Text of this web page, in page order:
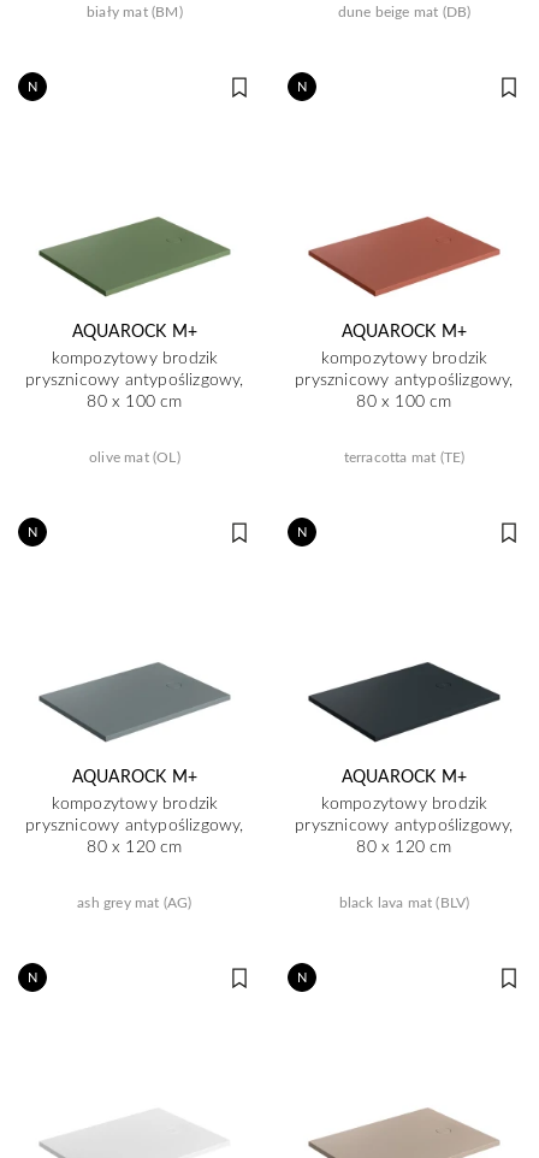
biały mat (BM) dune beige mat (DB)
N
AQUAROCK M+
kompozytowy brodzik
prysznicowy antypoślizgowy,
80 x 100 cm
olive mat (OL)
N
AQUAROCK M+
kompozytowy brodzik
prysznicowy antypoślizgowy,
80 x 100 cm
terracotta mat (TE)
N
AQUAROCK M+
kompozytowy brodzik
prysznicowy antypoślizgowy,
80 x 120 cm
ash grey mat (AG)
N
AQUAROCK M+
kompozytowy brodzik
prysznicowy antypoślizgowy,
80 x 120 cm
black lava mat (BLV)
N N